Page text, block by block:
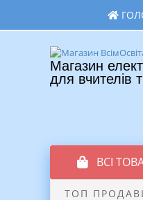
Магазин
для вчителів
ВСІ
ТОП